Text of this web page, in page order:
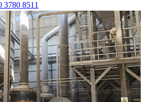
8511